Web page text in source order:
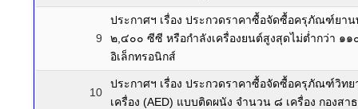
9
ประกาศฯ เรื่อง ประกวดราคาซื้อจัดซื้อครุภัณฑ์ยา
๒,๔๐๐ ซีซี หรือกำลังเครื่องยนต์สูงสุดไม่ต่ำกว่า ๑
อิเล็กทรอนิกส์
10
ประกาศฯ เรื่อง ประกวดราคาซื้อจัดซื้อครุภัณฑ์วิท
เครื่อง (AED) แบบติดผนัง จำนวน ๘ เครื่อง กองส